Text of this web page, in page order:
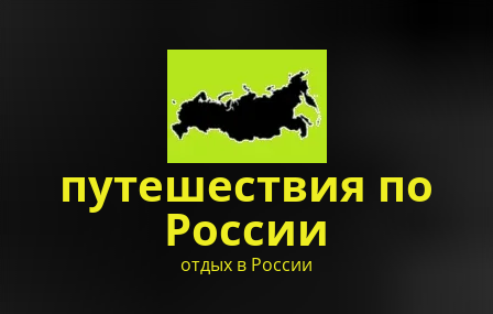
путешествия по
России
отдых в России